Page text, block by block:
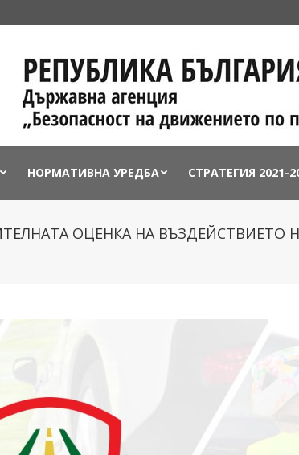
НОРМАТИВНА УРЕДБА СТРАТЕГИЯ 2021-
ОЦЕНКА НА ВЪЗДЕЙСТВИЕТО